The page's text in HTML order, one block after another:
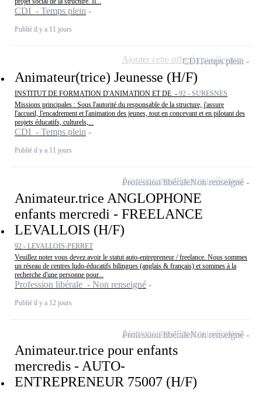
CDI - Temps plein
Publié il y a 11 jours
Animateur(trice) Jeunesse (H/F)
INSTITUT DE FORMATION D'ANIMATION ET DE - 92 - SURESNES
Missions principales : Sous l'autorité du responsable de la structure, j'assure
l'accueil, l'encadrement et l'animation des jeunes, tout en concevant et en pilotant des
projets éducatifs, culturels,...
CDI - Temps plein
Publié il y a 11 jours
CDITemps plein
Ajouter cette offre à ma sélection
Animateur.trice ANGLOPHONE
enfants mercredi - FREELANCE
LEVALLOIS (H/F)
92 - LEVALLOIS-PERRET
Veuillez noter vous devez avoir le statut auto-entrepreneur / freelance. Nous sommes
un réseau de centres ludo-éducatifs bilingues (anglais & français) et sommes à la
recherche d'une personne pour...
Profession libérale - Non renseigné
Publié il y a 12 jours
Profession libéraleNon renseigné
Ajouter cette offre à ma sélection
Animateur.trice pour enfants
mercredis - AUTO-
ENTREPRENEUR 75007 (H/F)
Profession libéraleNon renseigné
Ajouter cette offre à ma sélection